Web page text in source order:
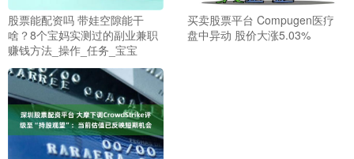
股票能配资吗 带娃空隙能干
啥？8个宝妈实测过的副业兼职
赚钱方法_操作_任务_宝宝
买卖股票平台 Compugen医疗
盘中异动 股价大涨5.03%